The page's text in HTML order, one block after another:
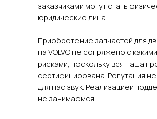
заказчиками могут стать
юридические лица.
Приобретение запчастей для
на VOLVO не сопряжено с
рисками, поскольку вся наша
сертифицирована. Репутация
для нас звук. Реализацией
не занимаемся.